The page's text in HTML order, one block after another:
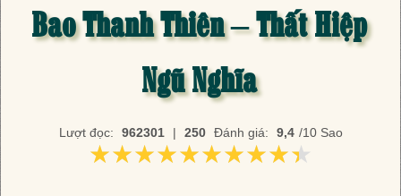
Bao Thanh Thiên – Thất Hiệp
Ngũ Nghĩa
Lượt đọc: 962301 | 250 Đánh giá: 9,4 /10 Sao
★★★★★★★★★★
★★★★★★★★★★